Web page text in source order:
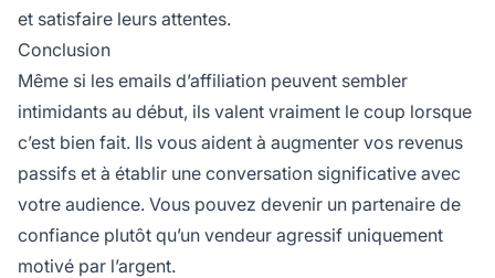
et satisfaire leurs attentes.
Conclusion
Même si les emails d’affiliation peuvent sembler
intimidants au début, ils valent vraiment le coup lorsque
c’est bien fait. Ils vous aident à augmenter vos revenus
passifs et à établir une conversation significative avec
votre audience. Vous pouvez devenir un partenaire de
confiance plutôt qu’un vendeur agressif uniquement
motivé par l’argent.